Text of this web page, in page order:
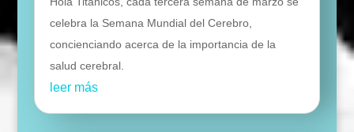
celebra la Semana Mundial del Cerebro,
concienciando acerca de la importancia de la
salud cerebral.
leer más